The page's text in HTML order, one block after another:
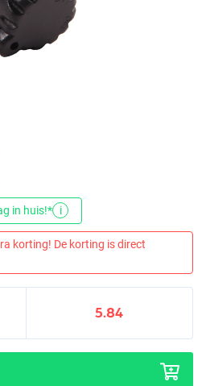
in huis!* i
korting! De korting is direct
5.84